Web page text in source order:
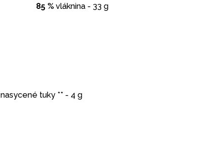
85 % vláknina - 33 g
nasycené tuky ** - 4 g